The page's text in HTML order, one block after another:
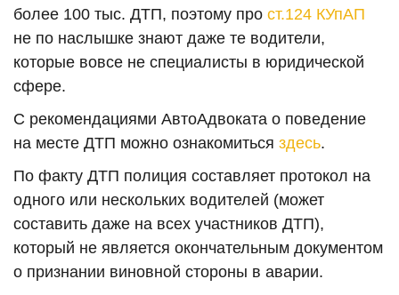
более 100 тыс. ДТП, поэтому про ст.124 КУпАП
не по наслышке знают даже те водители,
которые вовсе не специалисты в юридической
сфере.
С рекомендациями АвтоАдвоката о поведение
на месте ДТП можно ознакомиться здесь.
По факту ДТП полиция составляет протокол на
одного или нескольких водителей (может
составить даже на всех участников ДТП),
который не является окончательным документом
о признании виновной стороны в аварии.